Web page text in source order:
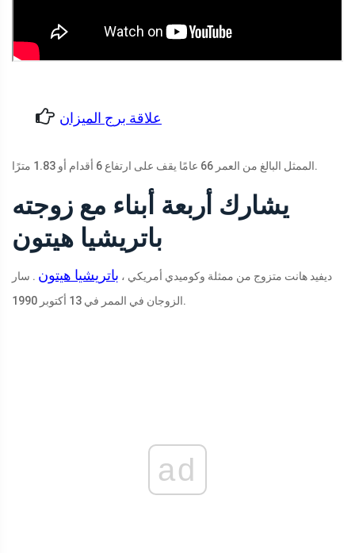
علاقة برج الميزان
الممثل البالغ من العمر 66 عامًا يقف على ارتفاع 6 أقدام أو 1.83 مترًا.
يشارك أربعة أبناء مع زوجته
باتريشيا هيتون
ديفيد هانت متزوج من ممثلة وكوميدي أمريكي ، باتريشيا هيتون . سار
الزوجان في الممر في 13 أكتوبر 1990.
ad